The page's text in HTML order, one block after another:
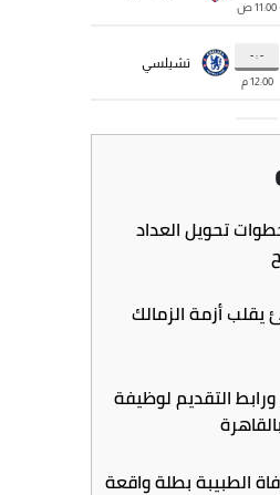
تحويل العداد
أزمة الزمالك
ورابط التقديم لوظيفة
الطبيبة بطلة واقعة